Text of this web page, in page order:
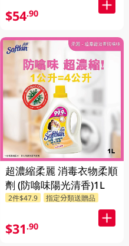
$54.90
超濃縮柔麗 消毒衣物柔順
劑 (防噏味陽光清香)1L
2件$47.9 指定分類送贈品
$31.90